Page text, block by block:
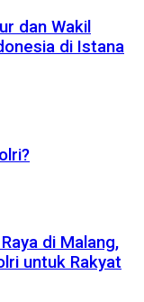
dan Wakil
di Istana
di Malang,
untuk Rakyat